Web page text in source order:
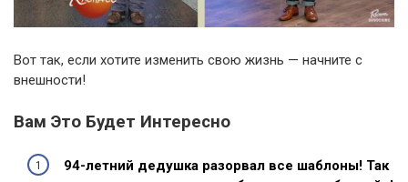
Вот так, если хотите изменить свою жизнь — начните с
внешности!
Вам Это Будет Интересно
94-летний дедушка разорвал все шаблоны! Так